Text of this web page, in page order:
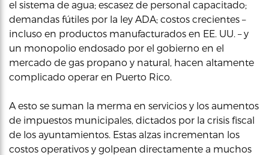
el sistema de agua; escasez de personal capacitado;
demandas fútiles por la ley ADA; costos crecientes –
incluso en productos manufacturados en EE. UU. – y
un monopolio endosado por el gobierno en el
mercado de gas propano y natural, hacen altamente
complicado operar en Puerto Rico.
A esto se suman la merma en servicios y los aumentos
de impuestos municipales, dictados por la crisis fiscal
de los ayuntamientos. Estas alzas incrementan los
costos operativos y golpean directamente a muchos